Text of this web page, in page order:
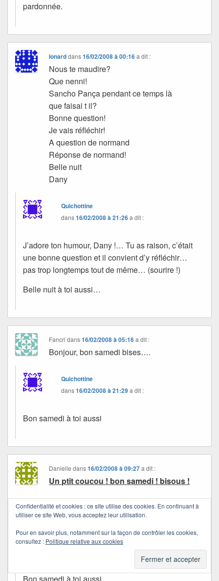
pardonnée.
Ionarddans16/02/2008 à 00:16 a dit :
Nous te maudire?
Que nenni!
Sancho Pança pendant ce temps là
que faisai t il?
Bonne question!
Je vais réfléchir!
A question de normand
Réponse de normand!
Belle nuit
Dany
Quichottine
dans16/02/2008 à 21:26a dit :
J’adore ton humour, Dany !… Tu as raison, c’était
une bonne question et il convient d’y réfléchir…
pas trop longtemps tout de même… (sourire !)
Belle nuit à toi aussi…
Fancri dans16/02/2008 à 05:16 a dit :
Bonjour, bon samedi bises….
Quichottine
dans16/02/2008 à 21:29a dit :
Bon samedi à toi aussi
Danielle dans16/02/2008 à 09:27 a dit :
Un ptit coucou ! bon samedi ! bisous !
Quichottine
a dit :
Confidentialité et cookies : ce site utilise des cookies. En continuant à
utiliser ce site Web, vous acceptez leur utilisation.
Pour en savoir plus, notamment sur la façon de contrôler les cookies,
consultez : Politique relative aux cookies